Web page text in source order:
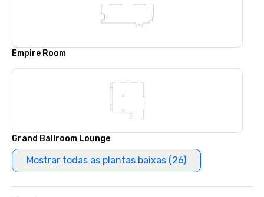
Empire Room
Grand Ballroom Lounge
Mostrar todas as plantas baixas (26)